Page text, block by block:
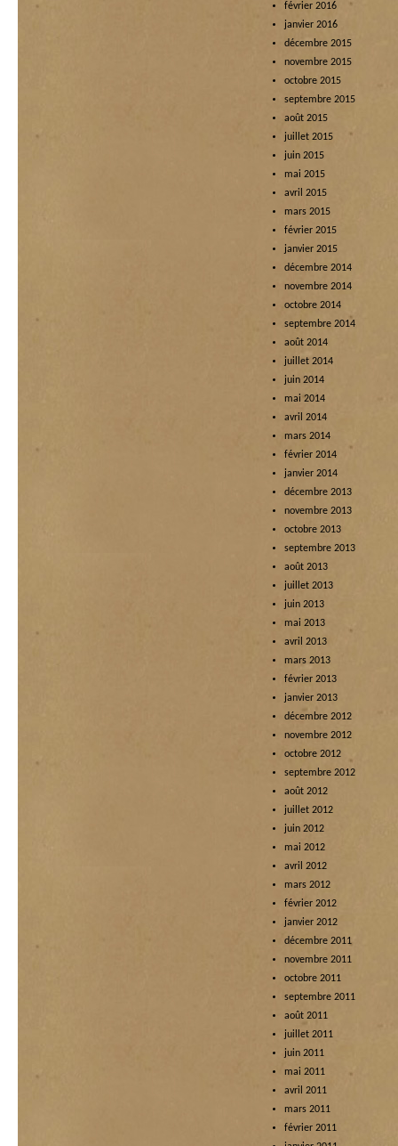
février 2016
janvier 2016
décembre 2015
novembre 2015
octobre 2015
septembre 2015
août 2015
juillet 2015
juin 2015
mai 2015
avril 2015
mars 2015
février 2015
janvier 2015
décembre 2014
novembre 2014
octobre 2014
septembre 2014
août 2014
juillet 2014
juin 2014
mai 2014
avril 2014
mars 2014
février 2014
janvier 2014
décembre 2013
novembre 2013
octobre 2013
septembre 2013
août 2013
juillet 2013
juin 2013
mai 2013
avril 2013
mars 2013
février 2013
janvier 2013
décembre 2012
novembre 2012
octobre 2012
septembre 2012
août 2012
juillet 2012
juin 2012
mai 2012
avril 2012
mars 2012
février 2012
janvier 2012
décembre 2011
novembre 2011
octobre 2011
septembre 2011
août 2011
juillet 2011
juin 2011
mai 2011
avril 2011
mars 2011
février 2011